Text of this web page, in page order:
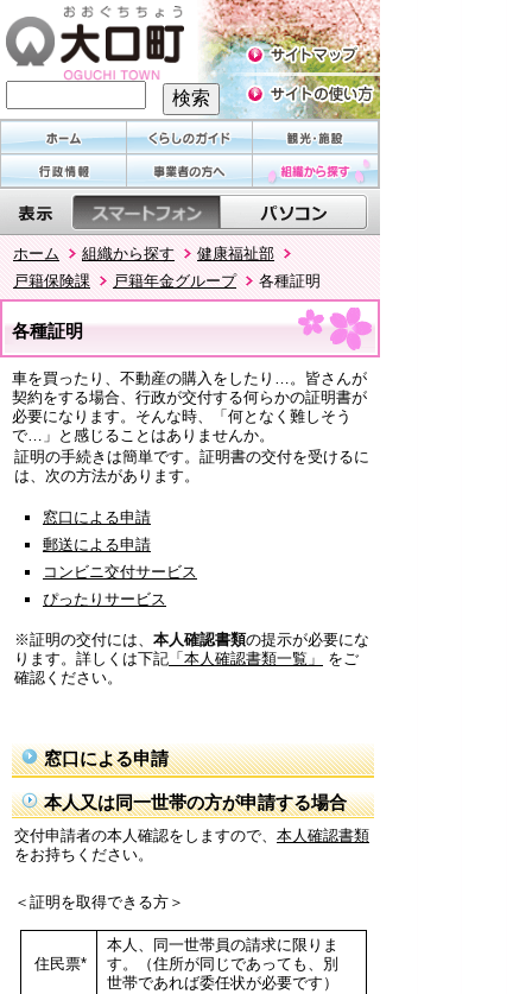
ホーム 組織から探す
健康福祉部
戸籍保険課
戸籍年金グループ 各種証明
各種証明
車を買ったり、不動産の購入をしたり…。皆さんが
契約をする場合、行政が交付する何らかの証明書が
必要になります。そんな時、「何となく難しそう
で…」と感じることはありませんか。
証明の手続きは簡単です。証明書の交付を受けるに
は、次の方法があります。
窓口による申請
郵送による申請
コンビニ交付サービス
ぴったりサービス
※証明の交付には、 本人確認書類の提示が必要にな
ります。詳しくは下記 「本人確認書類一覧」
をご
確認ください。
窓口による申請
本人又は同一世帯の方が申請する場合
交付申請者の本人確認をしますので、 本人確認書類
をお持ちください。
＜証明を取得できる方＞
住民票*
本人、同一世帯員の請求に限りま
す。（住所が同じであっても、別
世帯であれば委任状が必要です）